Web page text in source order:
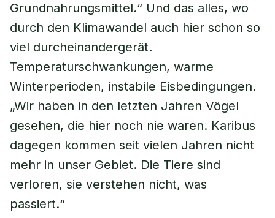
Grundnahrungsmittel.“ Und das alles, wo
durch den Klimawandel auch hier schon so
viel durcheinandergerät.
Temperaturschwankungen, warme
Winterperioden, instabile Eisbedingungen.
„Wir haben in den letzten Jahren Vögel
gesehen, die hier noch nie waren. Karibus
dagegen kommen seit vielen Jahren nicht
mehr in unser Gebiet. Die Tiere sind
verloren, sie verstehen nicht, was
passiert.“